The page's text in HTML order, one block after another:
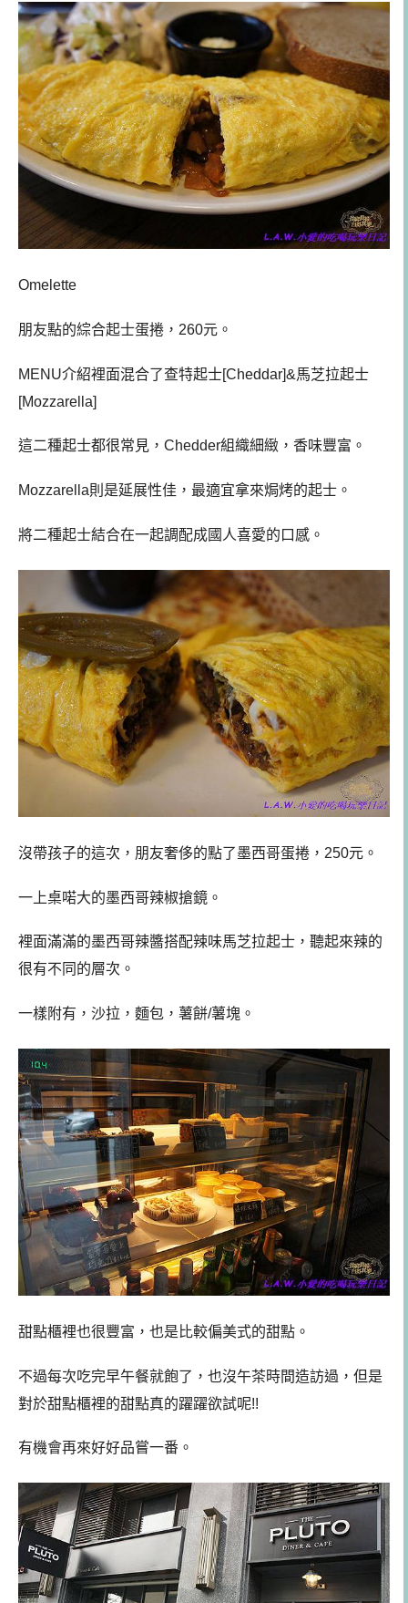
Omelette
朋友點的綜合起士蛋捲，260元。
MENU介紹裡面混合了查特起士[Cheddar]&馬芝拉起士
[Mozzarella]
這二種起士都很常見，Chedder組織細緻，香味豐富。
Mozzarella則是延展性佳，最適宜拿來焗烤的起士。
將二種起士結合在一起調配成國人喜愛的口感。
沒帶孩子的這次，朋友奢侈的點了墨西哥蛋捲，250元。
一上桌喏大的墨西哥辣椒搶鏡。
裡面滿滿的墨西哥辣醬搭配辣味馬芝拉起士，聽起來辣的
很有不同的層次。
一樣附有，沙拉，麵包，薯餅/薯塊。
甜點櫃裡也很豐富，也是比較偏美式的甜點。
不過每次吃完早午餐就飽了，也沒午茶時間造訪過，但是
對於甜點櫃裡的甜點真的躍躍欲試呢!!
有機會再來好好品嘗一番。